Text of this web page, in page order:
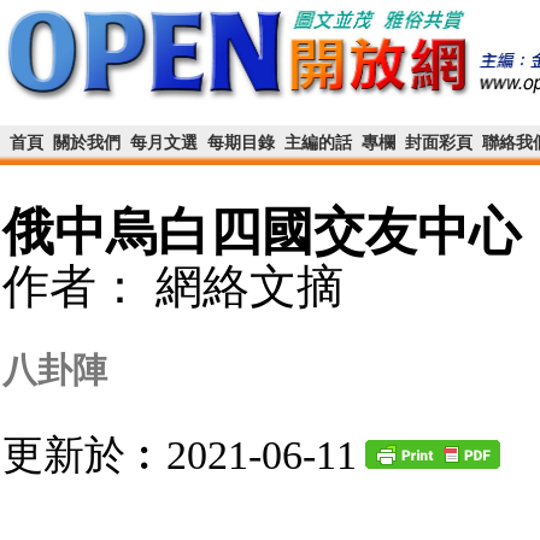
首頁 關於我們 每月文選 每期目錄 主編的話 專欄 封面彩頁 聯絡我
俄中烏白四國交友中心
作者： 網絡文摘
八卦陣
更新於︰2021-06-11